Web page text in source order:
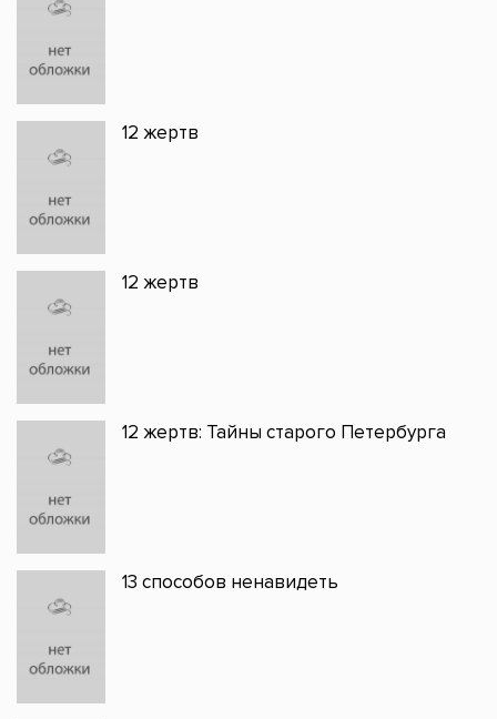
12 жертв
12 жертв
12 жертв: Тайны старого Петербурга
13 способов ненавидеть